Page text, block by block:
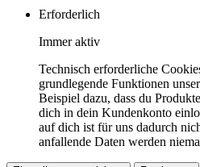
Erforderlich
Immer aktiv
Technisch erforderliche
grundlegende Funktionen
Beispiel dazu, dass du
dich in dein Kundenkonto
auf dich ist für uns dadurch
anfallende Daten werden